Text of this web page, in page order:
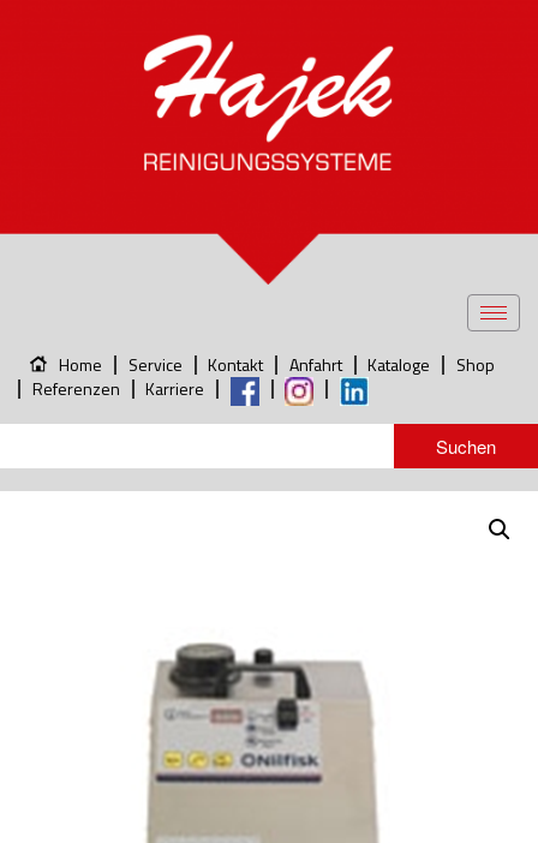
Home Service Kontakt Anfahrt Kataloge
Shop
Referenzen
Karriere